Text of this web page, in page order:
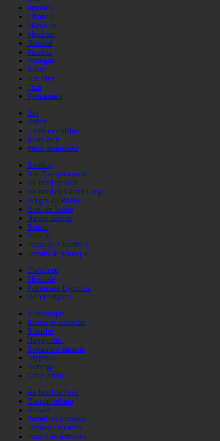
Japonais
Libanais
Marocain
Mexicain
Oriental
Pizzéria
Portugais
Russe
Tex Mex
Thaï
Vietnamien
Bio
Buffet
Cours de cuisine
Resto àvin
Vente àemporter
Rooftop
Vue Exceptionnelle
Au bord de l'eau
Au bord du Grand Large
Berges du Rhône
Bord de Saône
Nature détente
Bateau
Péniche
Terrasses Chauffées
Terrain de pétanque
Cheminée
Musicale
Patrimoine Lyonnais
Décor original
Romantique
Bistrot de caractère
Branché
Happy chic
Restaurant dansant
Atypique
Auberge
Table d'hôte
Au bord de l'eau
Charme urbain
Au vert
Premières terrasses
Terrasses secrètes
Toutes les terrasses